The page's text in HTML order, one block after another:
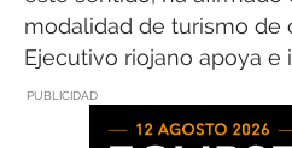
modalidad de turismo de
Ejecutivo riojano apoya e
PUBLICIDAD